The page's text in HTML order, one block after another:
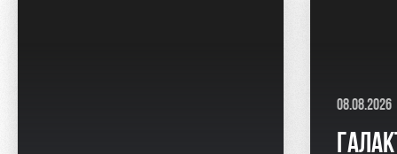
08.08.2026